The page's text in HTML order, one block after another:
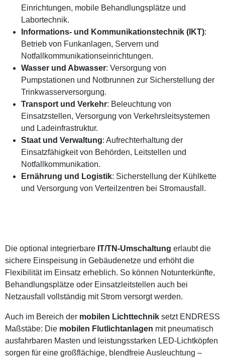
Einrichtungen, mobile Behandlungsplätze und
Labortechnik.
Informations- und Kommunikationstechnik (IKT):
Betrieb von Funkanlagen, Servern und
Notfallkommunikationseinrichtungen.
Wasser und Abwasser: Versorgung von
Pumpstationen und Notbrunnen zur Sicherstellung der
Trinkwasserversorgung.
Transport und Verkehr: Beleuchtung von
Einsatzstellen, Versorgung von Verkehrsleitsystemen
und Ladeinfrastruktur.
Staat und Verwaltung: Aufrechterhaltung der
Einsatzfähigkeit von Behörden, Leitstellen und
Notfallkommunikation.
Ernährung und Logistik: Sicherstellung der Kühlkette
und Versorgung von Verteilzentren bei Stromausfall.
Die optional integrierbare IT/TN-Umschaltung erlaubt die
sichere Einspeisung in Gebäudenetze und erhöht die
Flexibilität im Einsatz erheblich. So können Notunterkünfte,
Behandlungsplätze oder Einsatzleitstellen auch bei
Netzausfall vollständig mit Strom versorgt werden.
Auch im Bereich der mobilen Lichttechnik setzt ENDRESS
Maßstäbe: Die mobilen Flutlichtanlagen mit pneumatisch
ausfahrbaren Masten und leistungsstarken LED-Lichtköpfen
sorgen für eine großflächige, blendfreie Ausleuchtung –